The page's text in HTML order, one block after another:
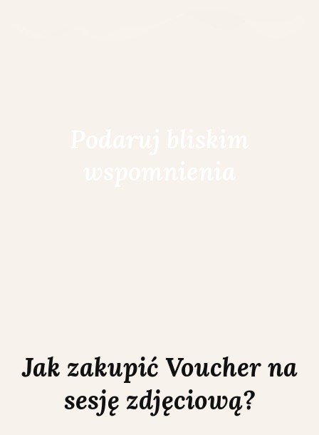
Jak zakupić Voucher na
sesję zdjęciową?